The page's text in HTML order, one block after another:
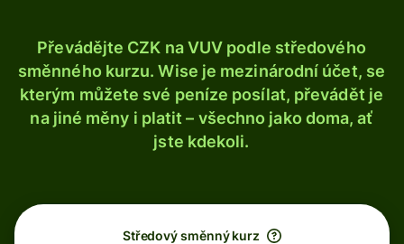
Převádějte CZK na VUV podle středového
směnného kurzu. Wise je mezinárodní účet, se
kterým můžete své peníze posílat, převádět je
na jiné měny i platit – všechno jako doma, ať
jste kdekoli.
Středový směnný kurz